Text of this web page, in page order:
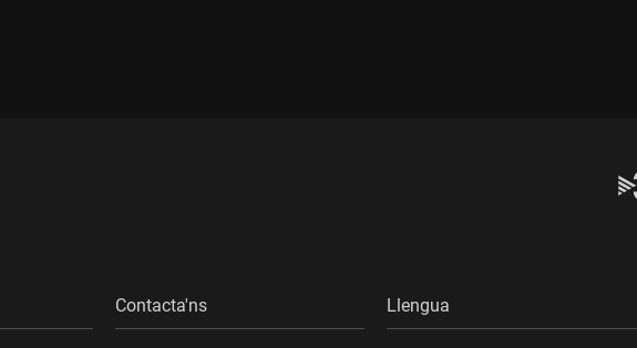
Contacta'ns Llengua